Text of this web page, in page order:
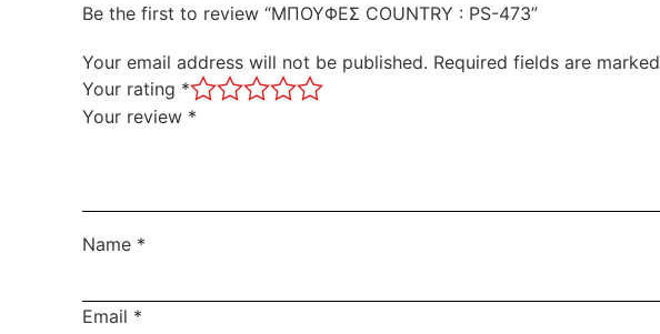
Be the first to review “ΜΠΟΥΦΕΣ COUNTRY : PS-473”
Your email address will not be published. Required fields are marked
Your rating *
Your review *
Name *
Email *